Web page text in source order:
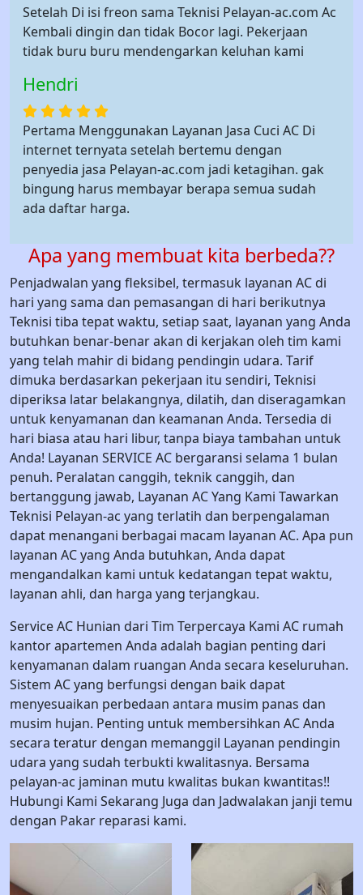
Setelah Di isi freon sama Teknisi Pelayan-ac.com Ac
Kembali dingin dan tidak Bocor lagi. Pekerjaan
tidak buru buru mendengarkan keluhan kami
Hendri
Pertama Menggunakan Layanan Jasa Cuci AC Di
internet ternyata setelah bertemu dengan
penyedia jasa Pelayan-ac.com jadi ketagihan. gak
bingung harus membayar berapa semua sudah
ada daftar harga.
Apa yang membuat kita berbeda??
Penjadwalan yang fleksibel, termasuk layanan AC di
hari yang sama dan pemasangan di hari berikutnya
Teknisi tiba tepat waktu, setiap saat, layanan yang Anda
butuhkan benar-benar akan di kerjakan oleh tim kami
yang telah mahir di bidang pendingin udara. Tarif
dimuka berdasarkan pekerjaan itu sendiri, Teknisi
diperiksa latar belakangnya, dilatih, dan diseragamkan
untuk kenyamanan dan keamanan Anda. Tersedia di
hari biasa atau hari libur, tanpa biaya tambahan untuk
Anda! Layanan SERVICE AC bergaransi selama 1 bulan
penuh. Peralatan canggih, teknik canggih, dan
bertanggung jawab, Layanan AC Yang Kami Tawarkan
Teknisi Pelayan-ac yang terlatih dan berpengalaman
dapat menangani berbagai macam layanan AC. Apa pun
layanan AC yang Anda butuhkan, Anda dapat
mengandalkan kami untuk kedatangan tepat waktu,
layanan ahli, dan harga yang terjangkau.
Service AC Hunian dari Tim Terpercaya Kami AC rumah
kantor apartemen Anda adalah bagian penting dari
kenyamanan dalam ruangan Anda secara keseluruhan.
Sistem AC yang berfungsi dengan baik dapat
menyesuaikan perbedaan antara musim panas dan
musim hujan. Penting untuk membersihkan AC Anda
secara teratur dengan memanggil Layanan pendingin
udara yang sudah terbukti kwalitasnya. Bersama
pelayan-ac jaminan mutu kwalitas bukan kwantitas!!
Hubungi Kami Sekarang Juga dan Jadwalakan janji temu
dengan Pakar reparasi kami.